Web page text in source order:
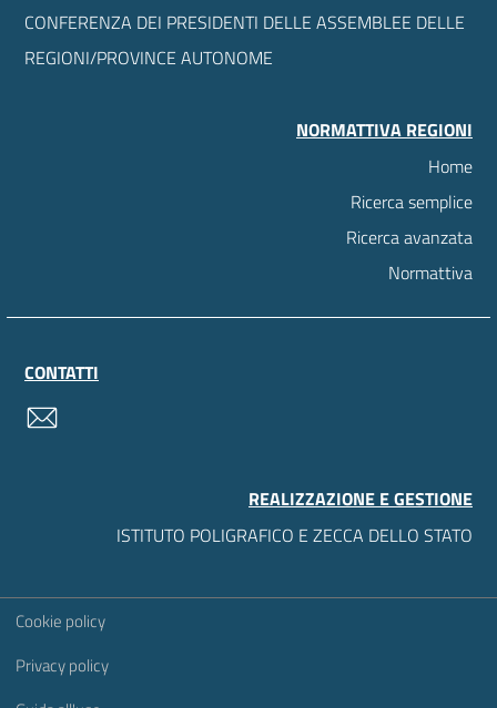
CONFERENZA DEI PRESIDENTI DELLE ASSEMBLEE DELLE
REGIONI/PROVINCE AUTONOME
NORMATTIVA REGIONI
Home
Ricerca semplice
Ricerca avanzata
Normattiva
CONTATTI
REALIZZAZIONE E GESTIONE
ISTITUTO POLIGRAFICO E ZECCA DELLO STATO
Sezione Link Utili
Cookie policy
Privacy policy